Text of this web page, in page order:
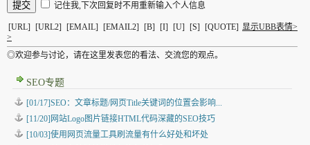
记住我,下次回复时不用重新输入个人信息
[URL] [URL2] [EMAIL] [EMAIL2] [B] [I] [U] [S] [QUOTE] 显示UBB表情>
>
◎欢迎参与讨论，请在这里发表您的看法、交流您的观点。
SEO专题
[01/17]SEO：文章标题/网页Title关键词的位置会影响...
[11/20]网站Logo图片链接HTML代码深藏的SEO技巧
[10/03]使用网页流量工具刷流量有什么好处和坏处